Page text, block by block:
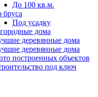
До 100 кв.м.
бруса
Под усадку
дома
деревянные дома
деревянные дома
построенных объектов
под ключ